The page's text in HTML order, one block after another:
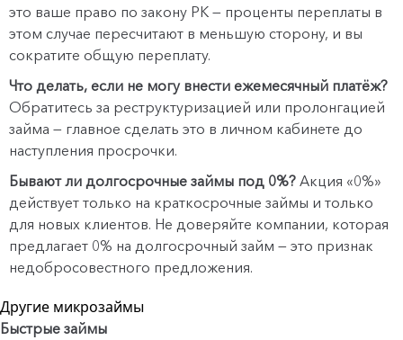
это ваше право по закону РК — проценты переплаты в
этом случае пересчитают в меньшую сторону, и вы
сократите общую переплату.
Что делать, если не могу внести ежемесячный платёж?
Обратитесь за реструктуризацией или пролонгацией
займа — главное сделать это в личном кабинете до
наступления просрочки.
Бывают ли долгосрочные займы под 0%? Акция «0%»
действует только на краткосрочные займы и только
для новых клиентов. Не доверяйте компании, которая
предлагает 0% на долгосрочный займ — это признак
недобросовестного предложения.
Другие микрозаймы
Быстрые займы